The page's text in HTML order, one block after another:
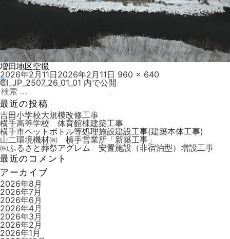
増田地区空撮
投
稿
日:
2026年2月11日2026年2月11日 フ
960 × 640
投
稿
ナ
ビ
ゲ
ー
シ
ョ
ン
CI_JP_2507_26_01_01 内で公開
検
索:
最近の投稿
吉田小学校大規模改修工事
横手高等学校 体育館棟建築工事
横手市ペットボトル等処理施設建設工事(建築本体工事)
山二環境機材㈱ 横手営業所「新築工事」
㈱ふるさと葬祭アグレム 安置施設（非宿泊型）増設工事
最近のコメント
アーカイブ
2026年8月
2026年7月
2026年6月
2026年4月
2026年3月
2026年2月
2026年1月